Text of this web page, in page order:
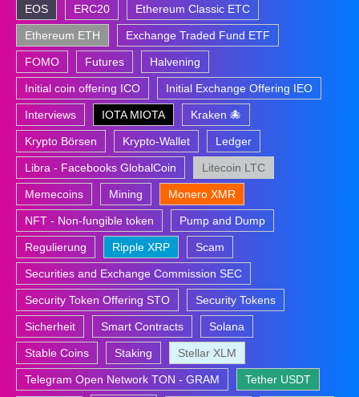
EOS ERC20 Ethereum Classic ETC
Ethereum ETH Exchange Traded Fund ETF
FOMO Futures Halvening
Initial coin offering ICO Initial Exchange Offering IEO
Interviews IOTA MIOTA Kraken 🐙
Krypto Börsen Krypto-Wallet Ledger
Libra - Facebooks GlobalCoin Litecoin LTC
Memecoins Mining Monero XMR
NFT - Non-fungible token Pump and Dump
Regulierung Ripple XRP Scam
Securities and Exchange Commission SEC
Security Token Offering STO Security Tokens
Sicherheit Smart Contracts Solana
Stable Coins Staking Stellar XLM
Telegram Open Network TON - GRAM Tether USDT